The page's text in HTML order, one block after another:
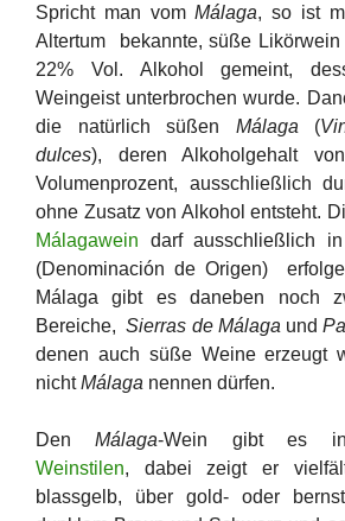
Spricht man vomMálaga, so ist
Altertum bekannte, süße
22% Vol. Alkohol gemeint,
Weingeist unterbrochen wurde.
die natürlich süßen Málaga (
dulces), deren Alkoholgehalt
Volumenprozent, ausschließlich
ohne Zusatz von Alkohol entsteht.
Málagawein darf ausschließlich
(Denominación de Origen)
Málaga gibt es daneben noch
Bereiche, Sierras de Málaga und
denen auch süße Weine erzeugt
nichtMálaga nennen dürfen.
DenMálaga-Wein gibt es in
Weinstilen, dabei zeigt er
blassgelb, über gold- oder